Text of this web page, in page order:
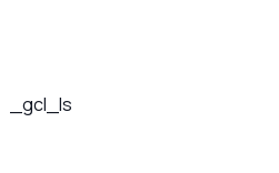
_gcl_ls